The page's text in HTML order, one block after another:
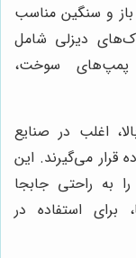
باز و سنگین مناسب
دیزلی شامل
پمپ‌های سوخت،
اغلب در صنایع
قرار می‌گیرند. این
به راحتی جابجا
برای استفاده در